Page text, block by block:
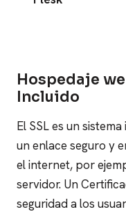
Hospedaje
Incluido
El SSL es un
un enlace seguro y
el internet, por
servidor. Un
seguridad a los